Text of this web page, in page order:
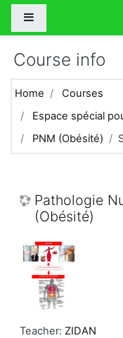
Skip to main content
Course info
Home
Courses
Espace spécial
PNM (Obésité)
Pathologie
(Obésité)
Teacher: ZIDAN